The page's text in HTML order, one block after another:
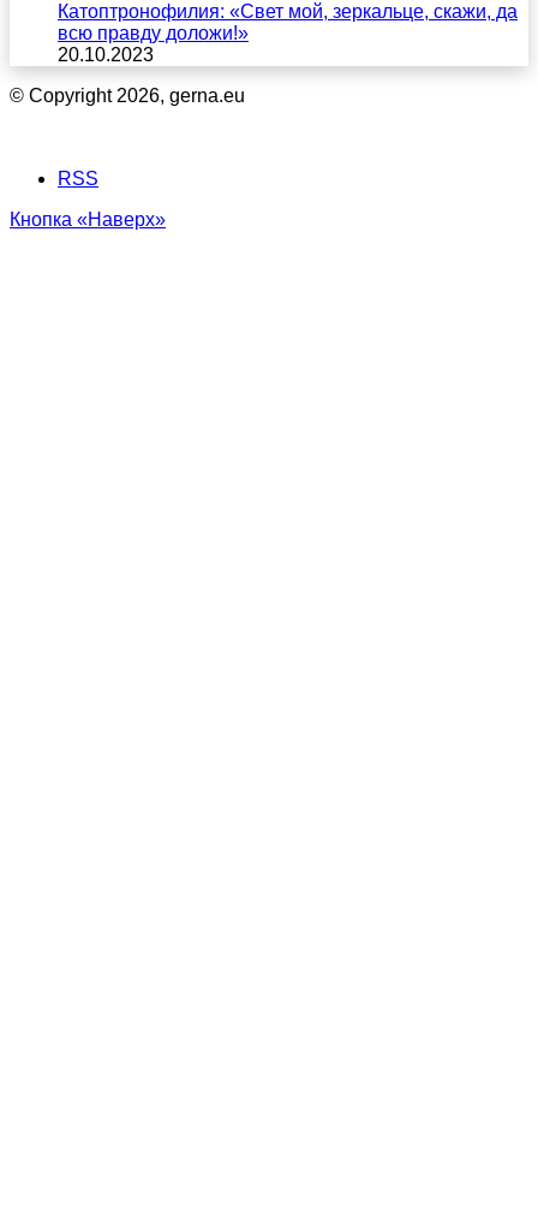
Катоптронофилия: «Свет мой, зеркальце, скажи, да
всю правду доложи!»
20.10.2023
© Copyright 2026, gerna.eu
RSS
Кнопка «Наверх»